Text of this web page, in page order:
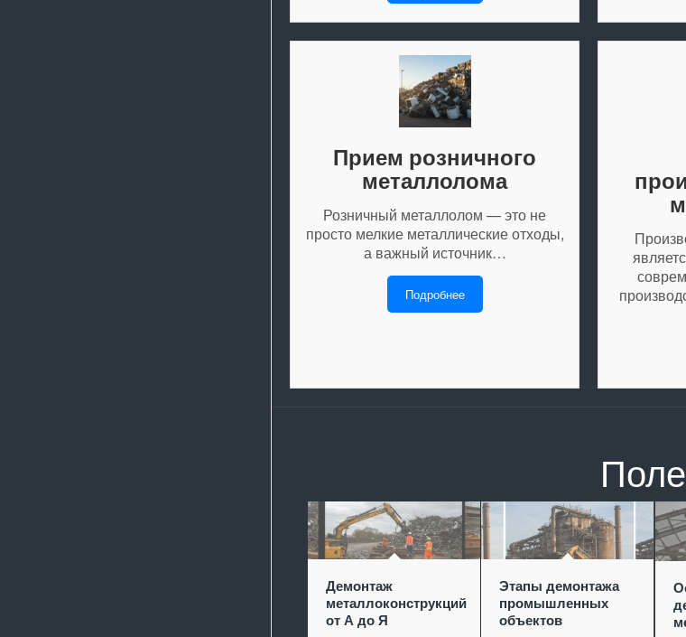
Прием розничного
металлолома
Розничный металлолом — это не
просто мелкие металлические отходы,
а важный источник…
Подробнее
Демонтаж
металлоконструкций
от А до Я
Этапы демонтажа
промышленных
объектов